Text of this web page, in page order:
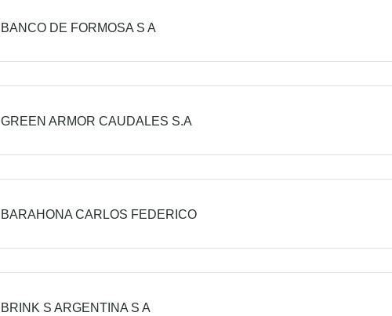
BANCO DE FORMOSA S A
GREEN ARMOR CAUDALES S.A
BARAHONA CARLOS FEDERICO
BRINK S ARGENTINA S A